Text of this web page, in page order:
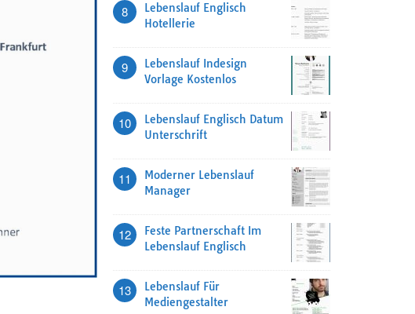
8
Lebenslauf Englisch
Hotellerie
9
Lebenslauf Indesign
Vorlage Kostenlos
10
Lebenslauf Englisch Datum
Unterschrift
11
Moderner Lebenslauf
Manager
12
Feste Partnerschaft Im
Lebenslauf Englisch
13
Lebenslauf Für
Mediengestalter